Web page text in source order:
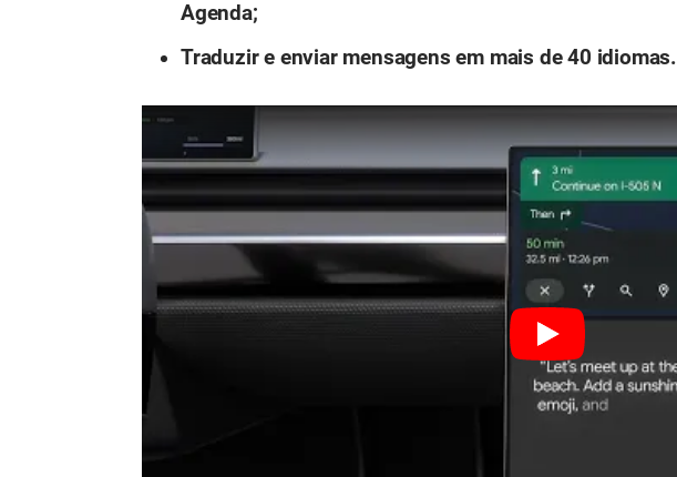
Agenda;
Traduzir e enviar mensagens em mais de 40 idiomas.